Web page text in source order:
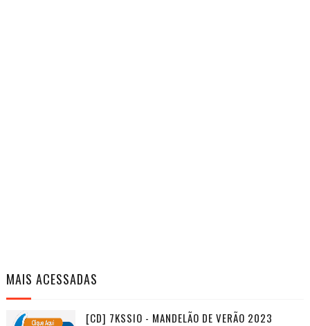
MAIS ACESSADAS
[CD] 7KSSIO - MANDELÃO DE VERÃO 2023